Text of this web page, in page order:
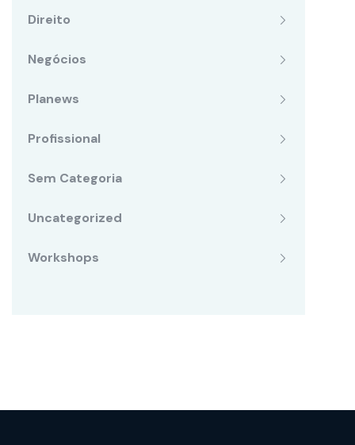
Direito
Negócios
Planews
Profissional
Sem Categoria
Uncategorized
Workshops